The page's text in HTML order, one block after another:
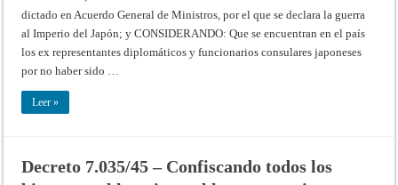
Internando
los
ex
representantes
dictado en Acuerdo General de Ministros, por el que se declara la guerra
al Imperio del Japón; y CONSIDERANDO: Que se encuentran en el país
los ex representantes diplomáticos y funcionarios consulares japoneses
por no haber sido …
Leer »
Decreto 7.035/45 – Confiscando todos los